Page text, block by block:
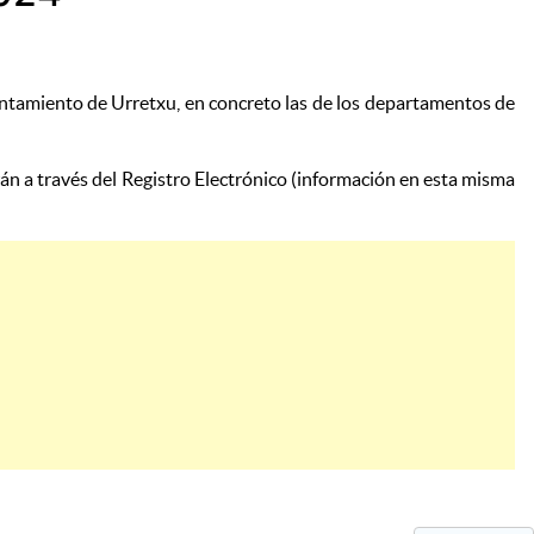
de Urretxu, en concreto las de los departamentos de
a través del Registro Electrónico (información en esta misma